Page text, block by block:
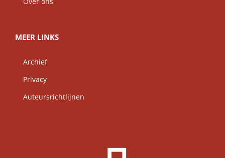
MEER LINKS
Archief
Privacy
Auteursrichtlijnen